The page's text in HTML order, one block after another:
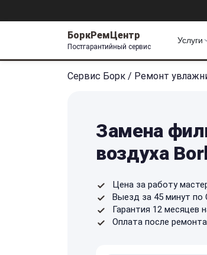
БоркРемЦентр
Постгарантийный сервис
Услуги
Сервис Борк / Ремонт
Замена
воздуха
Цена за работу
Выезд за 45 минут по
Гарантия 12 месяцев
Оплата после ремонта